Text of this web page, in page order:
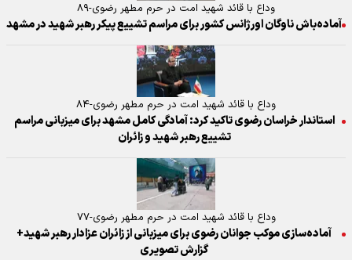
وداع با قائد شهید امت در حرم مطهر رضوی-۸۹
آماده‌باش ناوگان اورژانس کشور برای مراسم تشییع پیکر رهبر شهید در مشهد
وداع با قائد شهید امت در حرم مطهر رضوی-۸۴
استاندار خراسان رضوی تاکید کرد: آمادگی کامل مشهد برای میزبانی مراسم
تشییع رهبر شهید و زائران
وداع با قائد شهید امت در حرم مطهر رضوی-۷۷
آماده‌سازی موکب جوانان رضوی برای میزبانی از زائران عزادار رهبر شهید+
گزارش تصویری